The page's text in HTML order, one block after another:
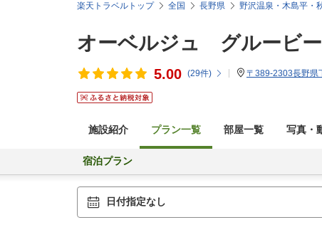
楽天トラベルトップ 全国 長野県 野沢温泉・木島平・
オーベルジュ グルービー
5.00 (29件) 〒389-2303長野県
施設紹介 プラン一覧 部屋一覧 写真・
宿泊プラン
日付指定なし